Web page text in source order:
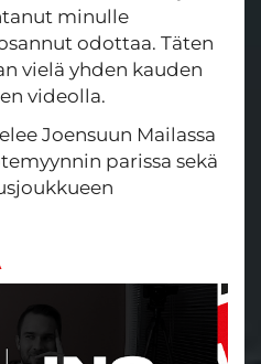
minulle
odottaa. Täten
vielä yhden kauden
videolla.
Joensuun Mailassa
parissa sekä